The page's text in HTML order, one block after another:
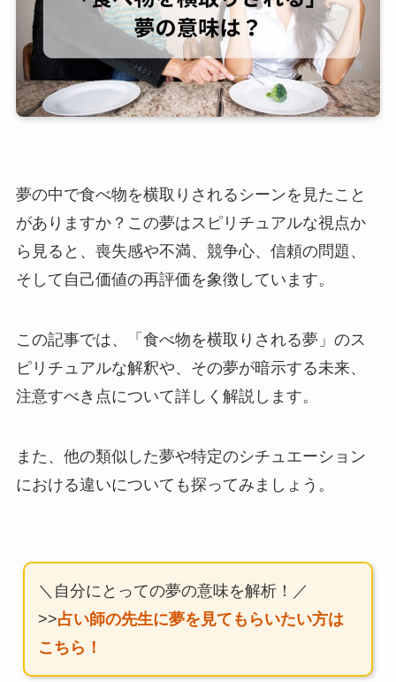
夢の中で食べ物を横取りされるシーンを見たこと
がありますか？この夢はスピリチュアルな視点か
ら見ると、喪失感や不満、競争心、信頼の問題、
そして自己価値の再評価を象徴しています。
この記事では、「食べ物を横取りされる夢」のス
ピリチュアルな解釈や、その夢が暗示する未来、
注意すべき点について詳しく解説します。
また、他の類似した夢や特定のシチュエーション
における違いについても探ってみましょう。
＼自分にとっての夢の意味を解析！／
>>占い師の先生に夢を見てもらいたい方は
こちら！